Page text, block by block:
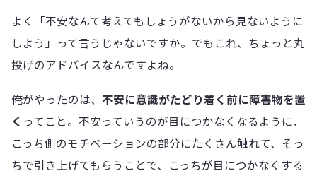
よく「不安なんて考えてもしょうがないから見ないように
しよう」って言うじゃないですか。でもこれ、ちょっと丸
投げのアドバイスなんですよね。
俺がやったのは、 不安に意識がたどり着く前に障害物を置
く ってこと。不安っていうのが目につかなくなるように、
こっち側のモチベーションの部分にたくさん触れて、そっ
ちで引き上げてもらうことで、こっちが目につかなくする